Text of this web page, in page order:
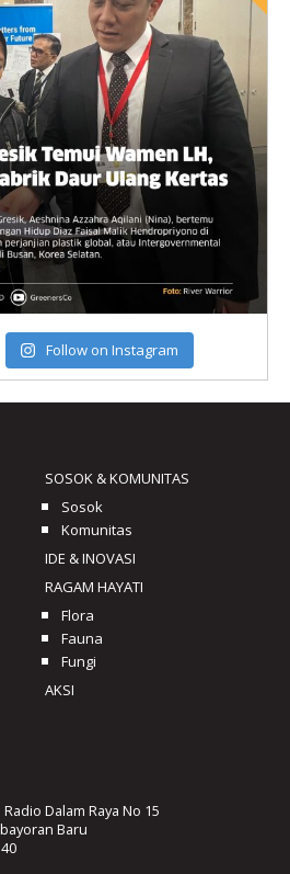
Follow on Instagram
SOSOK & KOMUNITAS
Sosok
Komunitas
IDE & INOVASI
RAGAM HAYATI
Flora
Fauna
Fungi
AKSI
Radio Dalam Raya No 15
Baru